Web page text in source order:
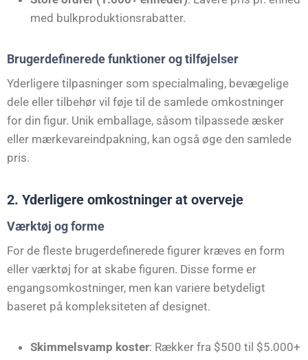
med bulkproduktionsrabatter.
Brugerdefinerede funktioner og tilføjelser
Yderligere tilpasninger som specialmaling, bevægelige
dele eller tilbehør vil føje til de samlede omkostninger
for din figur. Unik emballage, såsom tilpassede æsker
eller mærkevareindpakning, kan også øge den samlede
pris.
2. Yderligere omkostninger at overveje
Værktøj og forme
For de fleste brugerdefinerede figurer kræves en form
eller værktøj for at skabe figuren. Disse forme er
engangsomkostninger, men kan variere betydeligt
baseret på kompleksiteten af designet.
Skimmelsvamp koster: Rækker fra $500 til $5.000+